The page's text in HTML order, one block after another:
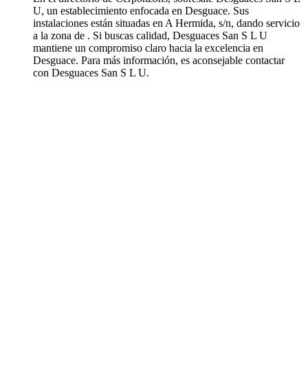
U, un establecimiento enfocada en Desguace. Sus
instalaciones están situadas en A Hermida, s/n, dando servicio
a la zona de . Si buscas calidad, Desguaces San S L U
mantiene un compromiso claro hacia la excelencia en
Desguace. Para más información, es aconsejable contactar
con Desguaces San S L U.